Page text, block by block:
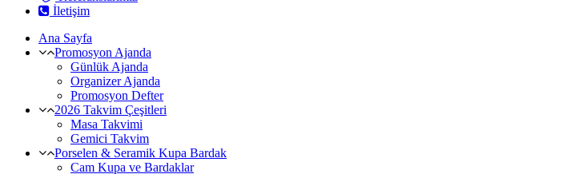
İletişim
Ana Sayfa
Promosyon Ajanda
Günlük Ajanda
Organizer Ajanda
Promosyon Defter
2026 Takvim Çeşitleri
Masa Takvimi
Gemici Takvim
Porselen & Seramik Kupa Bardak
Cam Kupa ve Bardaklar